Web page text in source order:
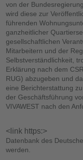
von der
wird diese zur
führenden
ganzheitlicher
gesellschaftlichen
Mitarbeitern und der
Selbstverständlichkeit,
Erklärung nach dem
RUG) abzugeben und
eine Berichterstattung
der Geschäftsführung
VIVAWEST nach den
<link https:>
Datenbank des
werden.